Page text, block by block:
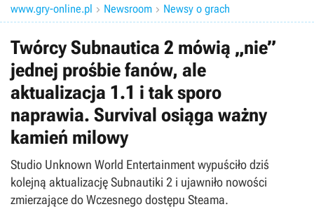
www.gry-online.pl  Newsroom  Newsy o grach
Twórcy Subnautica 2 mówią „nie”
jednej prośbie fanów, ale
aktualizacja 1.1 i tak sporo
naprawia. Survival osiąga ważny
kamień milowy
Studio Unknown World Entertainment wypuściło dziś
kolejną aktualizację Subnautiki 2 i ujawniło nowości
zmierzające do Wczesnego dostępu Steama.